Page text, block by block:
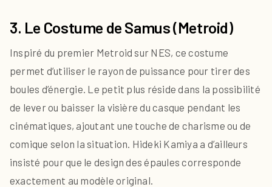
3. Le Costume de Samus (Metroid)
Inspiré du premier Metroid sur NES, ce costume
permet d’utiliser le rayon de puissance pour tirer des
boules d’énergie. Le petit plus réside dans la possibilité
de lever ou baisser la visière du casque pendant les
cinématiques, ajoutant une touche de charisme ou de
comique selon la situation. Hideki Kamiya a d’ailleurs
insisté pour que le design des épaules corresponde
exactement au modèle original.